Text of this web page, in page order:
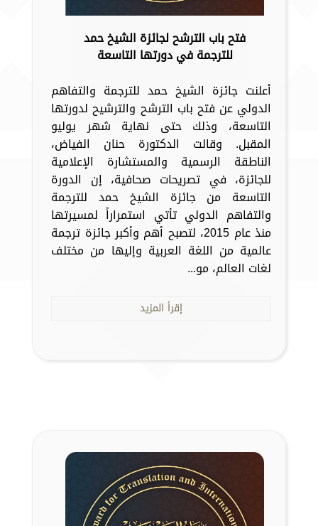
فتح باب الترشح لجائزة الشيخ حمد
للترجمة في دورتها التاسعة
أعلنت جائزة الشيخ حمد للترجمة والتفاهم
الدولي عن فتح باب الترشح والترشيح لدورتها
التاسعة، وذلك حتى نهاية شهر يوليو
المقبل. وقالت الدكتورة حنان الفياض،
الناطقة الرسمية والمستشارة الإعلامية
للجائزة، في تصريحات صحافية، إن الدورة
التاسعة من جائزة الشيخ حمد للترجمة
والتفاهم الدولي تأتي استمراراً لمسيرتها
منذ عام 2015، لتصبح أهم وأكبر جائزة ترجمة
عالمية من اللغة العربية وإليها من مختلف
لغات العالم، مو...
إقرأ المزيد